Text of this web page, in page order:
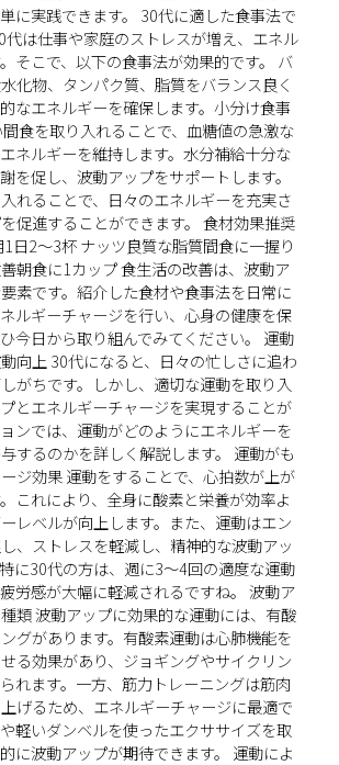
に実践できます。 30代に適した食事法で
代は仕事や家庭のストレスが増え、エネル
そこで、以下の食事法が効果的です。 バ
化物、タンパク質、脂質をバランス良く
なエネルギーを確保します。小分け食事
食を取り入れることで、血糖値の急激な
ネルギーを維持します。水分補給十分な
を促し、波動アップをサポートします。
れることで、日々のエネルギーを充実さ
促進することができます。 食材効果推奨
日2〜3杯 ナッツ良質な脂質間食に一握り
朝食に1カップ 食生活の改善は、波動ア
素です。紹介した食材や食事法を日常に
ルギーチャージを行い、心身の健康を保
今日から取り組んでみてください。 運動
向上 30代になると、日々の忙しさに追わ
がちです。しかし、適切な運動を取り入
とエネルギーチャージを実現することが
ンでは、運動がどのようにエネルギーを
するのかを詳しく解説します。 運動がも
ジ効果 運動をすることで、心拍数が上が
これにより、全身に酸素と栄養が効率よ
レベルが向上します。また、運動はエン
、ストレスを軽減し、精神的な波動アッ
に30代の方は、週に3〜4回の適度な運動
労感が大幅に軽減されるですね。 波動ア
類 波動アップに効果的な運動には、有酸
グがあります。有酸素運動は心肺機能を
る効果があり、ジョギングやサイクリン
れます。一方、筋力トレーニングは筋肉
げるため、エネルギーチャージに最適で
軽いダンベルを使ったエクササイズを取
に波動アップが期待できます。 運動によ